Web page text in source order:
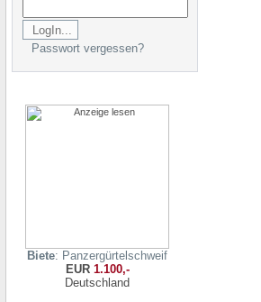
Passwort vergessen?
Biete: Panzergürtelschweif
EUR1.100,-
Deutschland